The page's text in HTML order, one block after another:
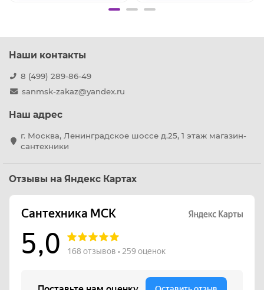
Наши контакты
8 (499) 289-86-49
sanmsk-zakaz@yandex.ru
Наш адрес
г. Москва, Ленинградское шоссе д.25, 1 этаж магазин-
сантехники
Отзывы на Яндекс Картах